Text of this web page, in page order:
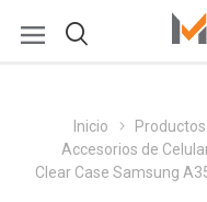
Inicio Productos
Accesorios de
Clear Case Samsung